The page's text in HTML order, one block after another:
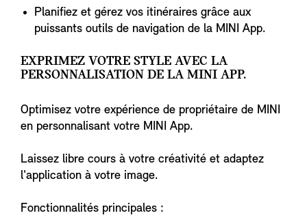
Planifiez et gérez vos itinéraires grâce aux
puissants outils de navigation de la MINI App.
EXPRIMEZ VOTRE STYLE AVEC LA
PERSONNALISATION DE LA MINI APP.
Optimisez votre expérience de propriétaire de MINI
en personnalisant votre MINI App.
Laissez libre cours à votre créativité et adaptez
l'application à votre image.
Fonctionnalités principales :